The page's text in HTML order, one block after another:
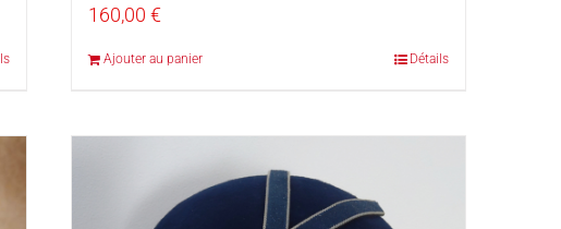
160,00 €
Ajouter au panier Détails